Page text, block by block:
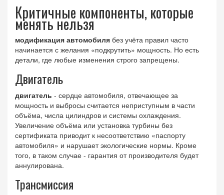
Критичные компоненты, которые
менять нельзя
модификация автомобиля без учёта правил часто
начинается с желания «подкрутить» мощность. Но есть
детали, где любые изменения строго запрещены.
Двигатель
двигатель - сердце автомобиля, отвечающее за
мощность и выбросы считается неприступным в части
объёма, числа цилиндров и системы охлаждения.
Увеличение объёма или установка турбины без
сертификата приводит к несоответствию «паспорту
автомобиля» и нарушает экологические нормы. Кроме
того, в таком случае - гарантия от производителя будет
аннулирована.
Трансмиссия